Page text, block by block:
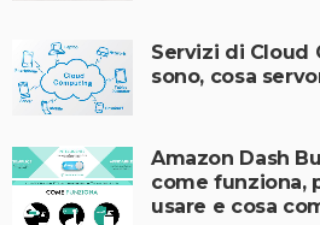
Servizi di Cloud
sono, cosa
Amazon Dash
come funziona,
usare e cosa